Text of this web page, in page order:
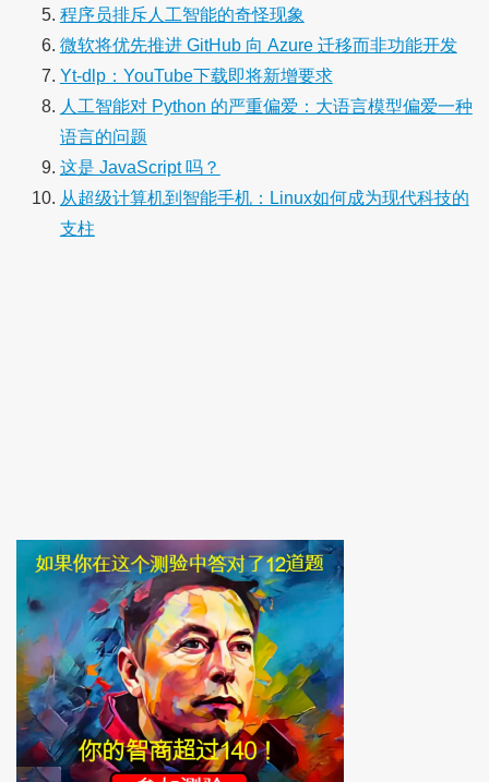
程序员排斥人工智能的奇怪现象
微软将优先推进 GitHub 向 Azure 迁移而非功能开发
Yt-dlp：YouTube下载即将新增要求
人工智能对 Python 的严重偏爱：大语言模型偏爱一种
语言的问题
这是 JavaScript 吗？
从超级计算机到智能手机：Linux如何成为现代科技的
支柱